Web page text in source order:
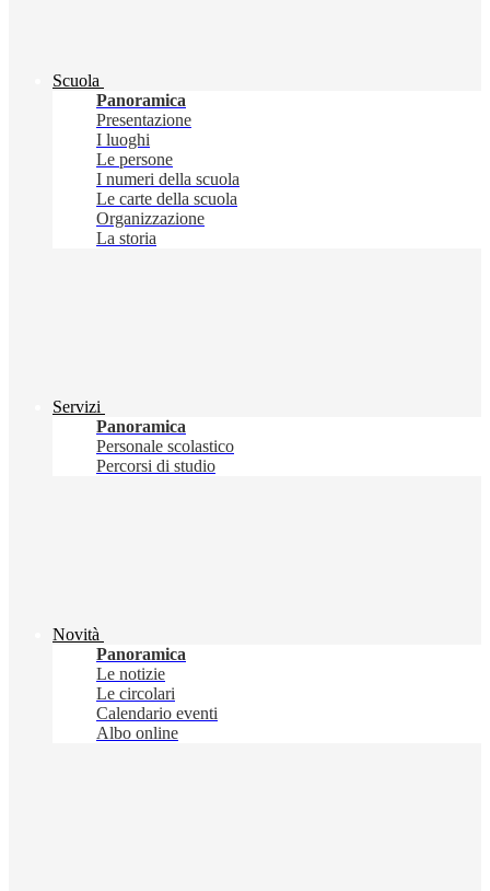
Scuola
Panoramica
Presentazione
I luoghi
Le persone
I numeri della scuola
Le carte della scuola
Organizzazione
La storia
Servizi
Panoramica
Personale scolastico
Percorsi di studio
Novità
Panoramica
Le notizie
Le circolari
Calendario eventi
Albo online